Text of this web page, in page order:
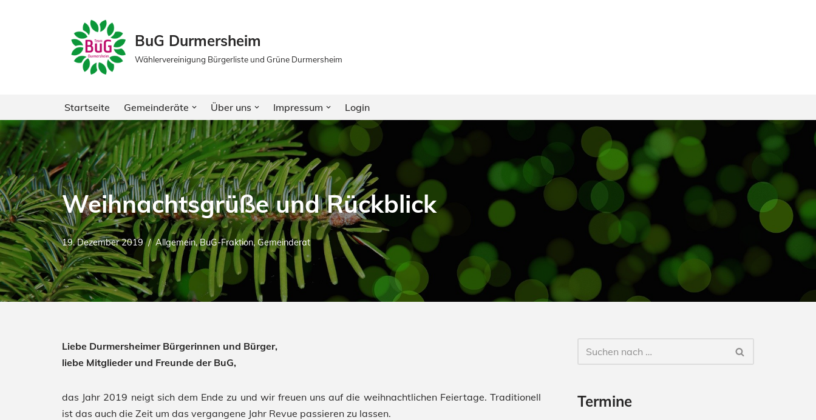
BuG Durmersheim
Wählervereinigung Bürgerliste und Grüne Durmersheim
Startseite Gemeinderäte Über uns Impressum Login
Weihnachtsgrüße und Rückblick
19. Dezember 2019 Allgemein,BuG-Fraktion, Gemeinderat
Liebe Durmersheimer Bürgerinnen und Bürger,
liebe Mitglieder und Freunde der BuG,
das Jahr 2019 neigt sich dem Ende zu und wir freuen uns auf die weihnachtlichen Feiertage. Traditionell
ist das auch die Zeit um das vergangene Jahr Revue passieren zu lassen.
Termine